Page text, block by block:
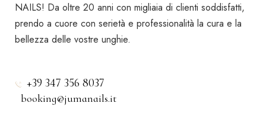
NAILS! Da oltre 20 anni con migliaia di clienti soddisfatti,
prendo a cuore con serietà e professionalità la cura e la
bellezza delle vostre unghie.
+39 347 356 8037
booking@jumanails.it